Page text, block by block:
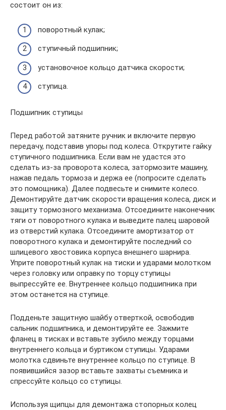
состоит он из:
поворотный кулак;
ступичный подшипник;
установочное кольцо датчика скорости;
ступица.
Подшипник ступицы
Перед работой затяните ручник и включите первую
передачу, подставив упоры под колеса. Открутите гайку
ступичного подшипника. Если вам не удастся это
сделать из-за проворота колеса, затормозите машину,
нажав педаль тормоза и держа ее (попросите сделать
это помощника). Далее подвесьте и снимите колесо.
Демонтируйте датчик скорости вращения колеса, диск и
защиту тормозного механизма. Отсоедините наконечник
тяги от поворотного кулака и выведите палец шаровой
из отверстий кулака. Отсоедините амортизатор от
поворотного кулака и демонтируйте последний со
шлицевого хвостовика корпуса внешнего шарнира.
Уприте поворотный кулак на тиски и ударами молотком
через головку или оправку по торцу ступицы
выпрессуйте ее. Внутреннее кольцо подшипника при
этом останется на ступице.
Подденьте защитную шайбу отверткой, освободив
сальник подшипника, и демонтируйте ее. Зажмите
фланец в тисках и вставьте зубило между торцами
внутреннего кольца и буртиком ступицы. Ударами
молотка сдвиньте внутреннее кольцо по ступице. В
появившийся зазор вставьте захваты съемника и
спрессуйте кольцо со ступицы.
Используя щипцы для демонтажа стопорных колец